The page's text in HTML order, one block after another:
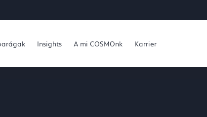
Insights A mi COSMOnk Karrier